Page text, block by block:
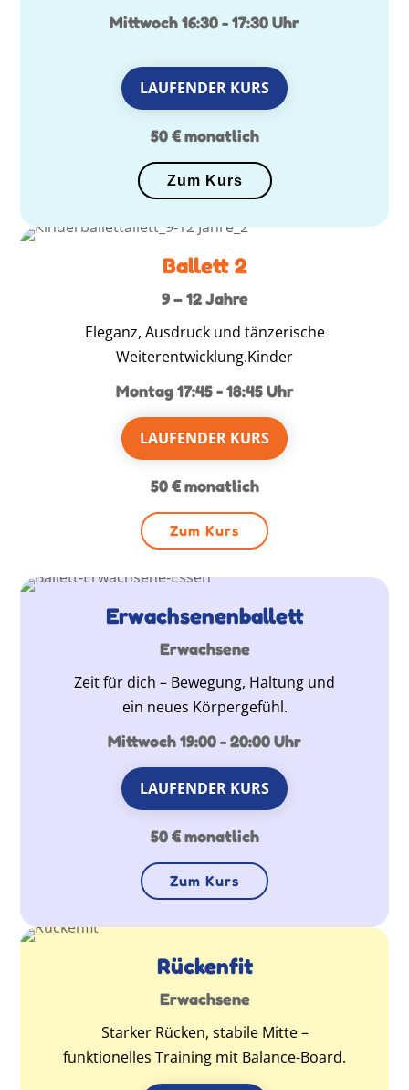
Mittwoch 16:30 - 17:30 Uhr
LAUFENDER KURS
50 € monatlich
Zum Kurs
Ballett 2
9 – 12 Jahre
Eleganz, Ausdruck und tänzerische
Weiterentwicklung.Kinder
Montag 17:45 - 18:45 Uhr
LAUFENDER KURS
50 € monatlich
Zum Kurs
Erwachsenenballett
Erwachsene
Zeit für dich – Bewegung, Haltung und
ein neues Körpergefühl.
Mittwoch 19:00 - 20:00 Uhr
LAUFENDER KURS
50 € monatlich
Zum Kurs
Rückenfit
Erwachsene
Starker Rücken, stabile Mitte –
funktionelles Training mit Balance-Board.